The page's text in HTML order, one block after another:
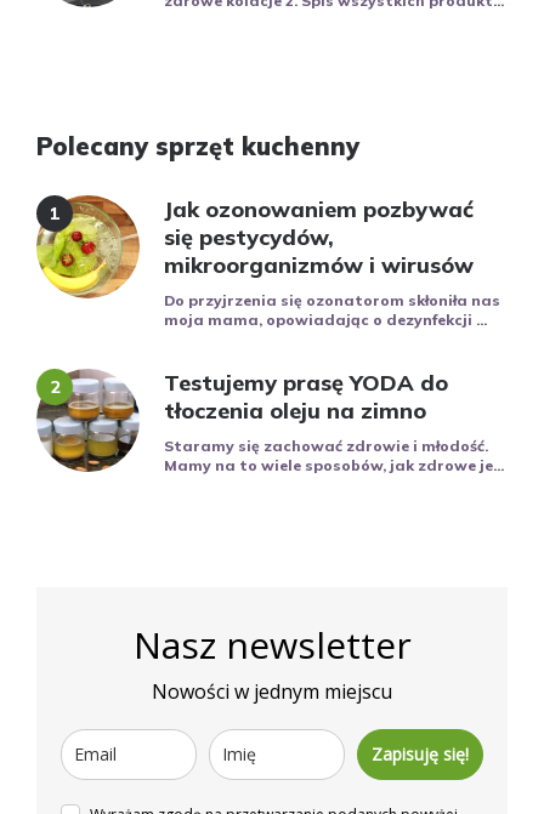
Polecany sprzęt kuchenny
Jak ozonowaniem pozbywać
się pestycydów,
mikroorganizmów i wirusów
Do przyjrzenia się ozonatorom skłoniła nas
moja mama, opowiadając o dezynfekcji ...
Testujemy prasę YODA do
tłoczenia oleju na zimno
Staramy się zachować zdrowie i młodość.
Mamy na to wiele sposobów, jak zdrowe je...
Nasz newsletter
Nowości w jednym miejscu
Zapisuję się!